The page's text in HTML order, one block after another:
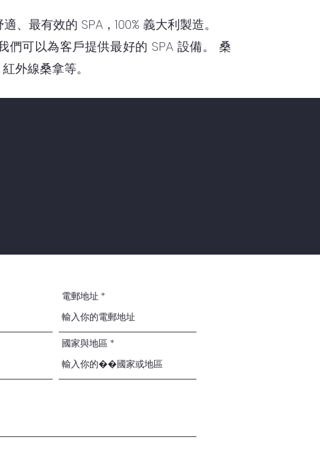
最有效的 SPA，100% 義大利製造。
們可以為客戶提供最好的 SPA 設備。 桑
外線桑拿等。
電郵地址
國家與地區